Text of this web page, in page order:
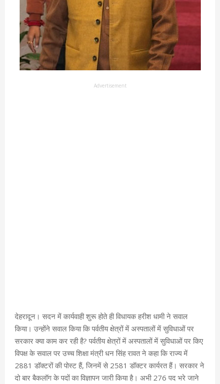
Advertisement
देहरादून। सदन में कार्यवाही शुरू होते ही विधायक हरीश धामी ने सवाल
किया। उन्होंने सवाल किया कि पर्वतीय क्षेत्रों में अस्पतालों में सुविधाओं पर
सरकार क्या काम कर रही है? पर्वतीय क्षेत्रों में अस्पतालों में सुविधाओं पर किए
विपक्ष के सवाल पर उच्च शिक्षा मंत्री धन सिंह रावत ने कहा कि राज्य में
2881 डॉक्टरों की पोस्ट हैं, जिनमें से 2581 डॉक्टर कार्यरत हैं। सरकार ने
दो बार बैकलॉग के पदों का विज्ञापन जारी किया है। अभी 276 पद भरे जाने